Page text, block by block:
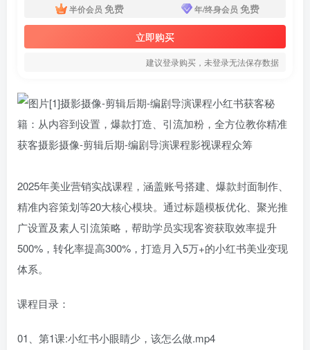
半价会员 免费 年/终身会员 免费
立即购买
建议登录购买，未登录无法保存数据
2025年美业营销实战课程，涵盖账号搭建、爆款封面制作、
精准内容策划等20大核心模块。通过标题模板优化、聚光推
广设置及素人引流策略，帮助学员实现客资获取效率提升
500%，转化率提高300%，打造月入5万+的小红书美业变现
体系。
课程目录：
01、第1课:小红书小眼睛少，该怎么做.mp4